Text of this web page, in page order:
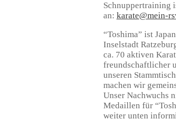
Schnuppertraining
an: karate@mein-
“Toshima” ist
Inselstadt
ca. 70 aktiven
freundschaftlicher
unseren
machen wir
Unser Nachwuchs
Medaillen für
weiter unten